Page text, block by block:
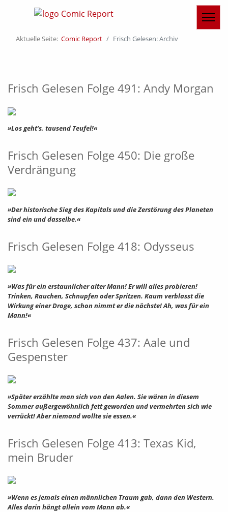
Aktuelle Seite: Comic Report Frisch Gelesen: Archiv
Frisch Gelesen Folge 491: Andy Morgan
»Los geht’s, tausend Teufel!«
Frisch Gelesen Folge 450: Die große
Verdrängung
»Der historische Sieg des Kapitals und die Zerstörung des Planeten
sind ein und dasselbe.«
Frisch Gelesen Folge 418: Odysseus
»Was für ein erstaunlicher alter Mann! Er will alles probieren!
Trinken, Rauchen, Schnupfen oder Spritzen. Kaum verblasst die
Wirkung einer Droge, schon nimmt er die nächste! Ah, was für ein
Mann!«
Frisch Gelesen Folge 437: Aale und
Gespenster
»Später erzählte man sich von den Aalen. Sie wären in diesem
Sommer außergewöhnlich fett geworden und vermehrten sich wie
verrückt! Aber niemand wollte sie essen.«
Frisch Gelesen Folge 413: Texas Kid,
mein Bruder
»Wenn es jemals einen männlichen Traum gab, dann den Western.
Alles darin hängt allein vom Mann ab.«